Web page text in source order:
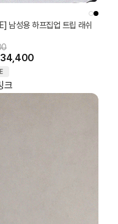
남성용 하프집업 트립 래쉬
34,400
크